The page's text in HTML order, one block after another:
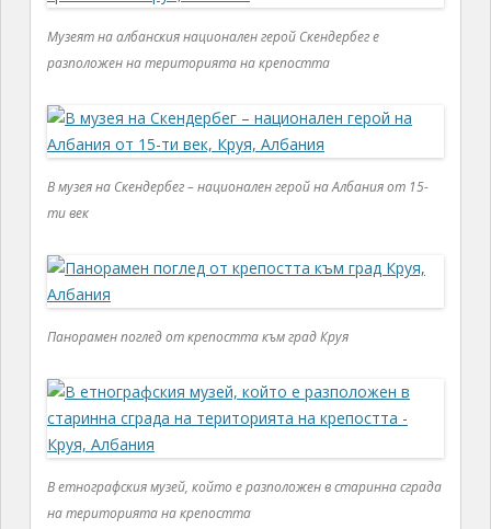
Музеят на албанския национален герой Скендербег е
разположен на територията на крепостта
В музея на Скендербег – национален герой на Албания от 15-
ти век
Панорамен поглед от крепостта към град Круя
В етнографския музей, който е разположен в старинна сграда
на територията на крепостта